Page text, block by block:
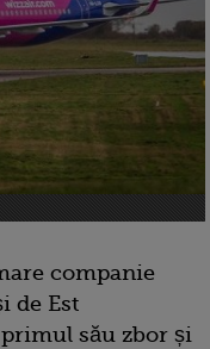
companie
de Est
său zbor și